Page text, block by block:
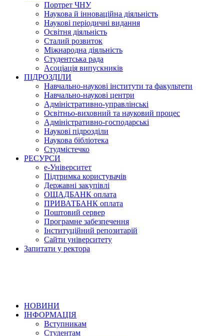
Портрет ЧНУ
Наукова й інноваційна діяльність
Наукові періодичні видання
Освітня діяльність
Сталий розвиток
Міжнародна діяльність
Студентська рада
Асоціація випускників
ПІДРОЗДІЛИ
Навчально-наукові інститути та факультети
Навчально-наукові центри
Адміністративно-управлінські
Освітньо-виховний та науковий процес
Адміністративно-господарські
Наукові підрозділи
Наукова бібліотека
Студмістечко
РЕСУРСИ
е-Університет
Підтримка користувачів
Державні закупівлі
ОЩАДБАНК оплата
ПРИВАТБАНК оплата
Поштовий сервер
Програмне забезпечення
Інституційний репозитарій
Сайти університету
Запитати у ректора
НОВИНИ
ІНФОРМАЦІЯ
Вступникам
Студентам